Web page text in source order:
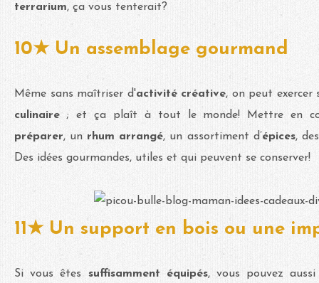
terrarium, ça vous tenterait?
10★ Un assemblage gourmand
Même sans maîtriser d'activité créative, on peut exercer
culinaire; et ça plaît à tout le monde! Mettre en
préparer, un rhum arrangé, un assortiment d’épices,
Des idées gourmandes, utiles et qui peuvent se conserver!
11★ Un support en bois ou une
Si vous êtes suffisamment équipés, vous pouvez